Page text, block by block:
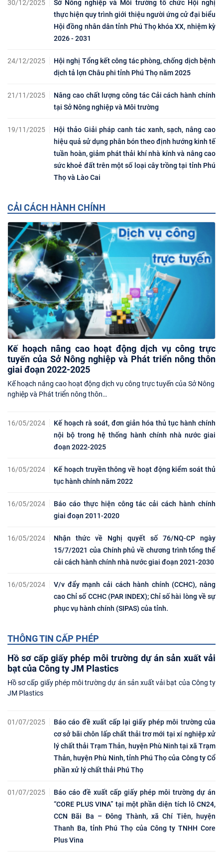
30/12/2025
Sở Nông nghiệp và Môi trường tổ chức Hội nghị
thực hiện quy trình giới thiệu người ứng cử đại biểu
Hội đồng nhân dân tỉnh Phú Thọ khóa XX, nhiệm kỳ
2026 - 2031
24/12/2025
Hội nghị Tổng kết công tác phòng, chống dịch bệnh
dịch tả lợn Châu phi tỉnh Phú Thọ năm 2025
21/11/2025
Nâng cao chất lượng công tác Cải cách hành chính
tại Sở Nông nghiệp và Môi trường
19/11/2025
Hội thảo Giải pháp canh tác xanh, sạch, nâng cao
hiệu quả sử dụng phân bón theo định hướng kinh tế
tuần hoàn, giảm phát thải khí nhà kính và nâng cao
sức khoẻ đất trên một số loại cây trồng tại tỉnh Phú
Thọ và Lào Cai
CẢI CÁCH HÀNH CHÍNH
Kế hoạch nâng cao hoạt động dịch vụ công trực
tuyến của Sở Nông nghiệp và Phát triển nông thôn
giai đoạn 2022-2025
Kế hoạch nâng cao hoạt động dịch vụ công trực tuyến của Sở Nông
nghiệp và Phát triển nông thôn…
16/05/2024
Kế hoạch rà soát, đơn giản hóa thủ tục hành chính
nội bộ trong hệ thống hành chính nhà nước giai
đoạn 2022-2025
16/05/2024
Kế hoạch truyền thông về hoạt động kiểm soát thủ
tục hành chính năm 2022
16/05/2024
Báo cáo thực hiện công tác cải cách hành chính
giai đoạn 2011-2020
16/05/2024
Nhận thức về Nghị quyết số 76/NQ-CP ngày
15/7/2021 của Chính phủ về chương trình tổng thể
cải cách hành chính nhà nước giai đoạn 2021-2030
16/05/2024
V/v đẩy mạnh cải cách hành chính (CCHC), nâng
cao Chỉ số CCHC (PAR INDEX); Chỉ số hài lòng về sự
phục vụ hành chính (SIPAS) của tỉnh.
THÔNG TIN CẤP PHÉP
Hồ sơ cấp giấy phép môi trường dự án sản xuất vải
bạt của Công ty JM Plastics
Hồ sơ cấp giấy phép môi trường dự án sản xuất vải bạt của Công ty
JM Plastics
01/07/2025
Báo cáo đề xuất cấp lại giấy phép môi trường của
cơ sở bãi chôn lấp chất thải trơ mới tại xí nghiệp xử
lý chất thải Trạm Thản, huyện Phù Ninh tại xã Trạm
Thản, huyện Phù Ninh, tỉnh Phú Thọ của Công ty Cổ
phần xử lý chất thải Phú Thọ
01/07/2025
Báo cáo đề xuất cấp giấy phép môi trường dự án
“CORE PLUS VINA” tại một phần diện tích lô CN24,
CCN Bãi Ba – Đông Thành, xã Chí Tiên, huyện
Thanh Ba, tỉnh Phú Thọ của Công ty TNHH Core
Plus Vina